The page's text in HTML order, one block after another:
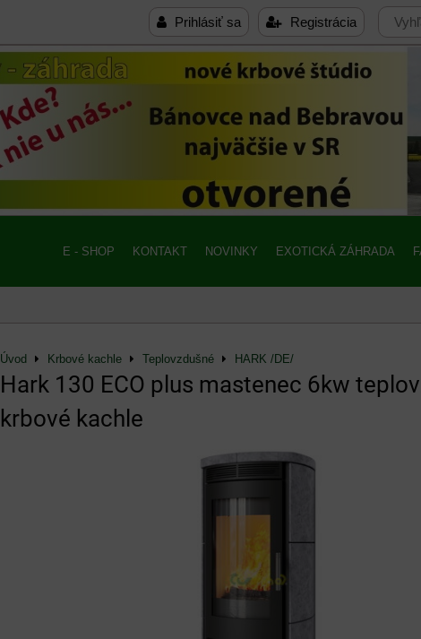
Prihlásiť sa Registrácia
E - SHOP KONTAKT NOVINKY EXOTICKÁ ZÁHRADA
Úvod Krbové kachle Teplovzdušné HARK /DE/
Hark 130 ECO plus mastenec 6kw
krbové kachle